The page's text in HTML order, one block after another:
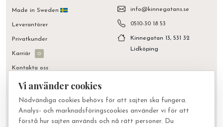
Made in Sweden
Leverantörer
Privatkunder
Karriär 0
Kontakta oss
info@kinnegatans.se
0510-30 18 53
Kinnegatan 13, 531 32
Lidköping
© 2026 Kinnegatans Gardiner via Facilette AB | Org.nr 556316-
2014 | Integritetspolicy| Cookie-inställningar
Vi använder cookies
Nödvändiga cookies behövs för att sajten ska fungera.
Analys- och marknadsföringscookies använder vi för att
förstå hur sajten används och nå rätt personer. Du